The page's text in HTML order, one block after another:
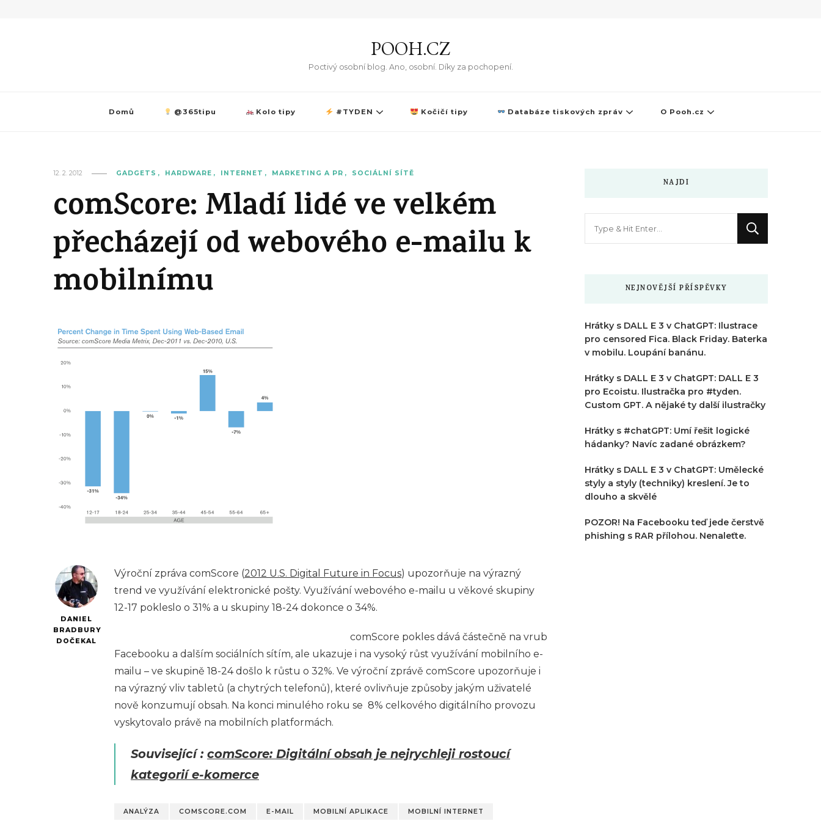
POOH.CZ
Poctivý osobní blog. Ano, osobní. Díky za pochopení.
Domů @365tipu Kolo tipy #TYDEN Kočičí tipy Databáze tiskových zpráv O Pooh.cz
12. 2. 2012 GADGETS HARDWARE INTERNET MARKETING A PR SOCIÁLNÍ SÍTĚ
comScore: Mladí lidé ve velkém
přecházejí od webového e-mailu k
mobilnímu
DANIEL
BRADBURY
DOČEKAL
Výroční zpráva comScore (2012 U.S. Digital Future in Focus) upozorňuje na výrazný
trend ve využívání elektronické pošty. Využívání webového e-mailu u věkové skupiny
12-17 pokleslo o 31% a u skupiny 18-24 dokonce o 34%.
comScore pokles dává částečně na vrub
Facebooku a dalším sociálních sítím, ale ukazuje i na vysoký růst využívání mobilního e-
mailu – ve skupině 18-24 došlo k růstu o 32%. Ve výroční zprávě comScore upozorňuje i
na výrazný vliv tabletů (a chytrých telefonů), které ovlivňuje způsoby jakým uživatelé
nově konzumují obsah. Na konci minulého roku se 8% celkového digitálního provozu
vyskytovalo právě na mobilních platformách.
Související : comScore: Digitální obsah je nejrychleji rostoucí
kategorií e-komerce
ANALÝZA COMSCORE.COM E-MAIL MOBILNÍ APLIKACE MOBILNÍ INTERNET
NAJDI
NEJNOVĚJŠÍ PŘÍSPĚVKY
Hrátky s DALL E 3 v ChatGPT: Ilustrace
pro censored Fica. Black Friday. Baterka
v mobilu. Loupání banánu.
Hrátky s DALL E 3 v ChatGPT: DALL E 3
pro Ecoistu. Ilustračka pro #tyden.
Custom GPT. A nějaké ty další ilustračky
Hrátky s #chatGPT: Umí řešit logické
hádanky? Navíc zadané obrázkem?
Hrátky s DALL E 3 v ChatGPT: Umělecké
styly a styly (techniky) kreslení. Je to
dlouho a skvělé
POZOR! Na Facebooku teď jede čerstvě
phishing s RAR přílohou. Nenaleťte.